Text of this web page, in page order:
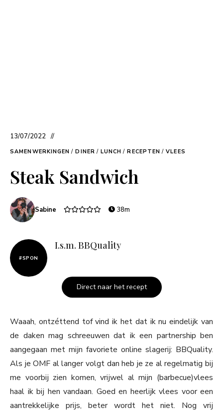
13/07/2022
SAMENWERKINGEN / DINER / LUNCH / RECEPTEN / VLEES
Steak Sandwich
Sabine 38m
#SPON
I.s.m. BBQuality
Direct naar het recept
Waaah, ontzéttend tof vind ik het dat ik nu eindelijk van
de daken mag schreeuwen dat ik een partnership ben
aangegaan met mijn favoriete online slagerij: BBQuality.
Als je OMF al langer volgt dan heb je ze al regelmatig bij
me voorbij zien komen, vrijwel al mijn (barbecue)vlees
haal ik bij hen vandaan. Goed en heerlijk vlees voor een
aantrekkelijke prijs, beter wordt het niet. Nog vrij